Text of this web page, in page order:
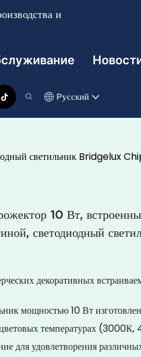
и
Pусский
светильник Bridgelux
10 Вт,
светодиодный
декоративных
мощностью 10 Вт
цветовых температурах
для удовлетворения